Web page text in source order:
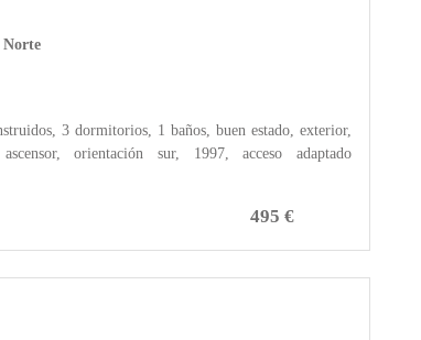
Norte
3 dormitorios, 1 baños, buen estado, exterior,
orientación sur, 1997, acceso adaptado
495 €